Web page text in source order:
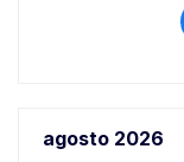
agosto 2026